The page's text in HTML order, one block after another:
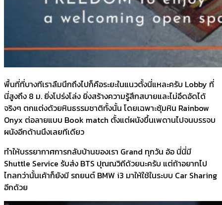
พื้นที่ที่บางทีเราลืมนึกถึงไปก็คือระยะในแนวตั้งนี่แหละครับ Lobby ที่
นี่สูงถึง 8 ม. ยิ่งโปร่งโล่ง ยิ่งสร้างความรู้สึกสบายและไม่อึดอัดได้
จริงๆ ตกแต่งด้วยหินธรรมชาติทั้งนั้น โดยเฉพาะซุ้มหิน Rainbow
Onyx ต่อลายแบบ Book match ตั้งแต่ผนังขึ้นเพดานไปจนบรรจบ
ผนังอีกด้านนึงเลยทีเดียว
ทำให้บรรยากาศการกลับบ้านของเรา Grand ทุกวัน อ้อ นี่นี่มี
Shuttle Service รับส่ง BTS ปุณณวิถีด้วยนะครับ แต่ถ้าอยากไป
ไกลกว่านั้นเค้าก็ยังมี รถยนต์ BMW i3 มาให้ใช้ในระบบ Car Sharing
อีกด้วย